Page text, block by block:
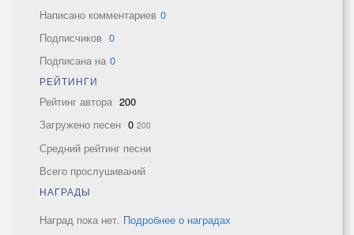
Написано комментариев 0
Подписчиков 0
Подписана на 0
РЕЙТИНГИ
Рейтинг автора 200
Загружено песен 0 200
Средний рейтинг песни
Всего прослушиваний
НАГРАДЫ
Наград пока нет. Подробнее о наградах